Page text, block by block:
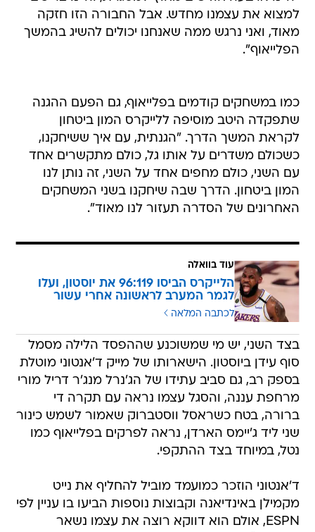
למצוא את עצמנו מחדש. אבל החבורה הזו חזקה
מאוד, ואני נרגש ממה שאנחנו יכולים להשיג בהמשך
הפלייאוף".
כמו במשחקים קודמים בפלייאוף, גם הפעם ההגנה
שתפקדה היטב מוסיפה ללייקרס המון ביטחון
לקראת המשך הדרך. "הגנתית, עם איך ששיחקנו,
כשכולם משדרים על אותו גל, כולם מתקשרים אחד
עם השני, כולם מחפים אחד על השני, זה נותן לנו
המון ביטחון. הדרך שבה שיחקנו בשני המשחקים
האחרונים של הסדרה תעזור לנו מאוד".
עוד בוואלה
הלייקרס הביסו 96:119 את יוסטון, ועלו
לגמר המערב לראשונה אחרי עשור
לכתבה המלאה
בצד השני, יש מי שמשוכנע שההפסד הלילה מסמל
סוף עידן ביוסטון. הישארותו של מייק ד'אנטוני מוטלת
בספק רב, גם סביב עתידו של הג'נרל מנג'ר דריל מורי
מרחפת עננה, והסגל עצמו נראה עם תקרה די
ברורה, בטח כשראסל ווסטברוק שאמור לשמש כינור
שני ליד ג'יימס הארדן, נראה לפרקים בפלייאוף כמו
נטל, במיוחד בצד ההתקפי.
ד'אנטוני הוזכר כמועמד מוביל להחליף את נייט
מקמילן באינדיאנה וקבוצות נוספות הביעו בו עניין לפי
ESPN, אולם הוא דווקא רוצה את עצמו נשאר